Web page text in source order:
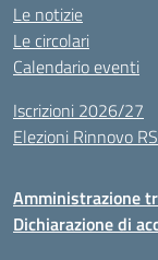
Le notizie
Le circolari
Calendario eventi
Iscrizioni 2026/27
Elezioni Rinnovo
Amministrazione
Dichiarazione di